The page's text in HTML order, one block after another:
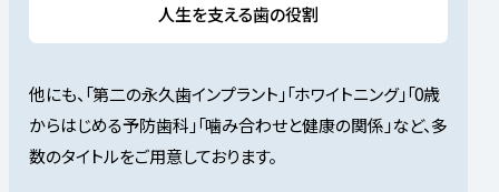
人生を支える歯の役割
他にも、「第二の永久歯インプラント」「ホワイトニング」「0歳
からはじめる予防歯科」「噛み合わせと健康の関係」など、多
数のタイトルをご用意しております。